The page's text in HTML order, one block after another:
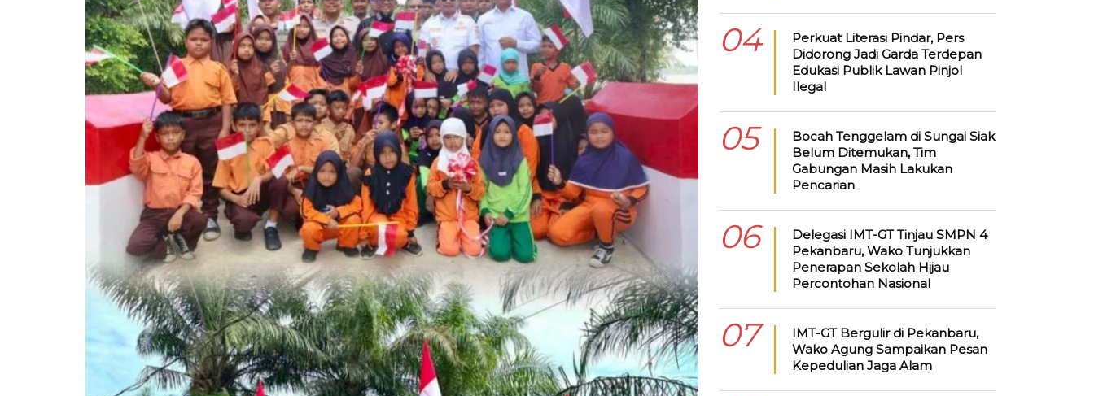
04
Perkuat Literasi Pindar, Pers
Didorong Jadi Garda Terdepan
Edukasi Publik Lawan Pinjol
Ilegal
05
Bocah Tenggelam di Sungai Siak
Belum Ditemukan, Tim
Gabungan Masih Lakukan
Pencarian
06
Delegasi IMT-GT Tinjau SMPN 4
Pekanbaru, Wako Tunjukkan
Penerapan Sekolah Hijau
Percontohan Nasional
07
IMT-GT Bergulir di Pekanbaru,
Wako Agung Sampaikan Pesan
Kepedulian Jaga Alam